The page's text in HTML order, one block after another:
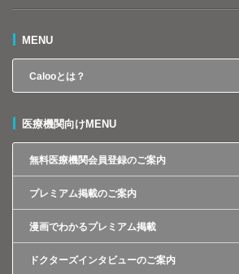
MENU
Calooとは？
医療機関向けMENU
無料医療機関会員登録のご案内
プレミアム掲載のご案内
漫画でわかるプレミアム掲載
ドクターズインタビューのご案内